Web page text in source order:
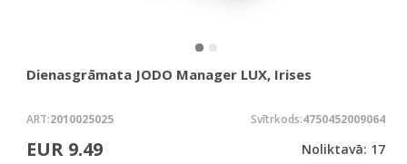
Dienasgrāmata JODO Manager LUX, Irises
ART:2010025025 Svītrkods:4750452009064
EUR 9.49 Noliktavā: 17